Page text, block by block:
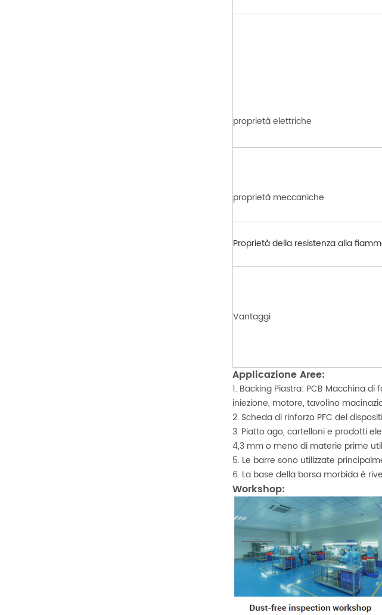
proprietà elettriche
proprietà meccaniche
Proprietà della resistenza alla
Vantaggi
Applicazione Aree:
1. Backing Piastra: PCB Macchina
iniezione, motore, tavolino
2. Scheda di rinforzo PFC del
3. Piatto ago, cartelloni e prodotti
4,3 mm o meno di materie prime
5. Le barre sono utilizzate
6. La base della borsa morbida è
Workshop: